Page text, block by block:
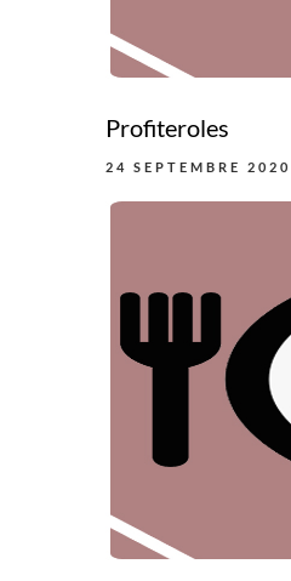
Profiteroles
24 SEPTEMBRE 2020